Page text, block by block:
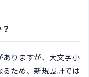
りますが、大文字小
ため、新規設計では